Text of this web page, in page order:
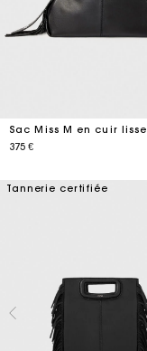
Sac Miss M en cuir lisse
375 €
Tannerie certifiée